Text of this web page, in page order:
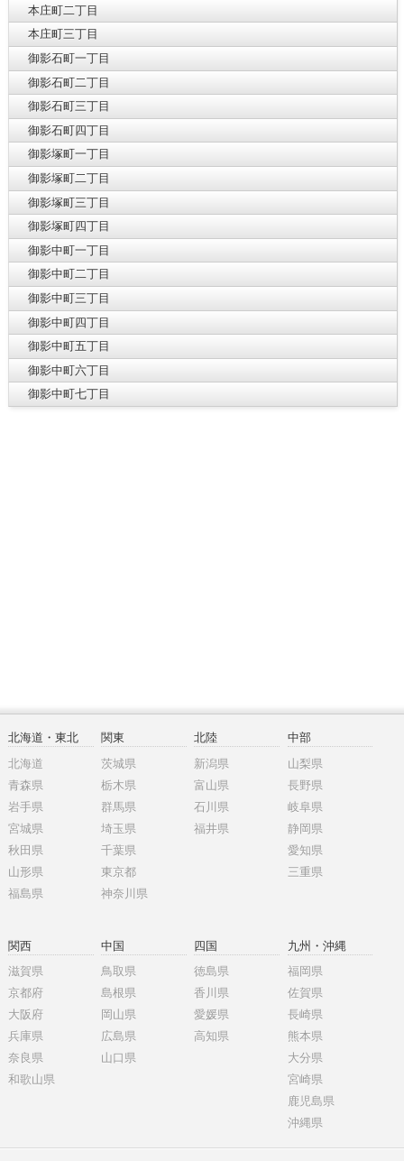
本庄町二丁目
本庄町三丁目
御影石町一丁目
御影石町二丁目
御影石町三丁目
御影石町四丁目
御影塚町一丁目
御影塚町二丁目
御影塚町三丁目
御影塚町四丁目
御影中町一丁目
御影中町二丁目
御影中町三丁目
御影中町四丁目
御影中町五丁目
御影中町六丁目
御影中町七丁目
北海道・東北
北海道
青森県
岩手県
宮城県
秋田県
山形県
福島県
関東
茨城県
栃木県
群馬県
埼玉県
千葉県
東京都
神奈川県
北陸
新潟県
富山県
石川県
福井県
中部
山梨県
長野県
岐阜県
静岡県
愛知県
三重県
関西
滋賀県
京都府
大阪府
兵庫県
奈良県
和歌山県
中国
鳥取県
島根県
岡山県
広島県
山口県
四国
徳島県
香川県
愛媛県
高知県
九州・沖縄
福岡県
佐賀県
長崎県
熊本県
大分県
宮崎県
鹿児島県
沖縄県